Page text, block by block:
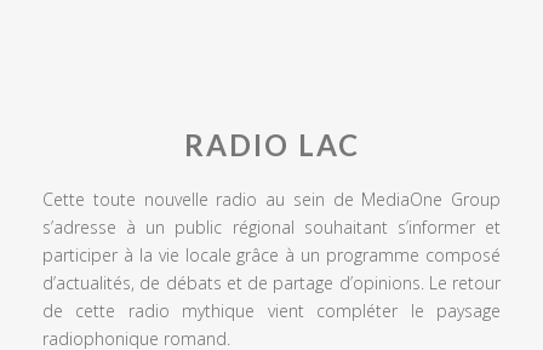
RADIO LAC
Cette toute nouvelle radio au sein de MediaOne Group
s’adresse à un public régional souhaitant s’informer et
participer à la vie locale grâce à un programme composé
d’actualités, de débats et de partage d’opinions. Le retour
de cette radio mythique vient compléter le paysage
radiophonique romand.